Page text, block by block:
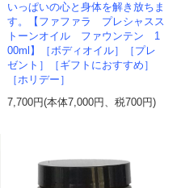
いっぱいの心と身体を解き放ちま
す。【ファファラ プレシャスス
トーンオイル ファウンテン 1
00ml】［ボディオイル］［プレ
ゼント］［ギフトにおすすめ］
［ホリデー］
7,700円(本体7,000円、税700円)